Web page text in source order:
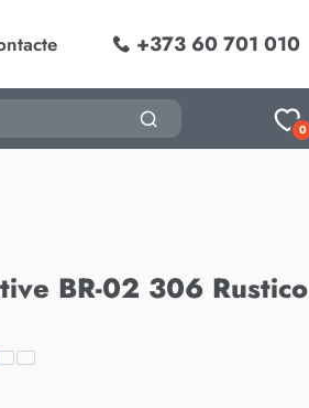
+373 60 701 010
0
BR-02 306 Rustico